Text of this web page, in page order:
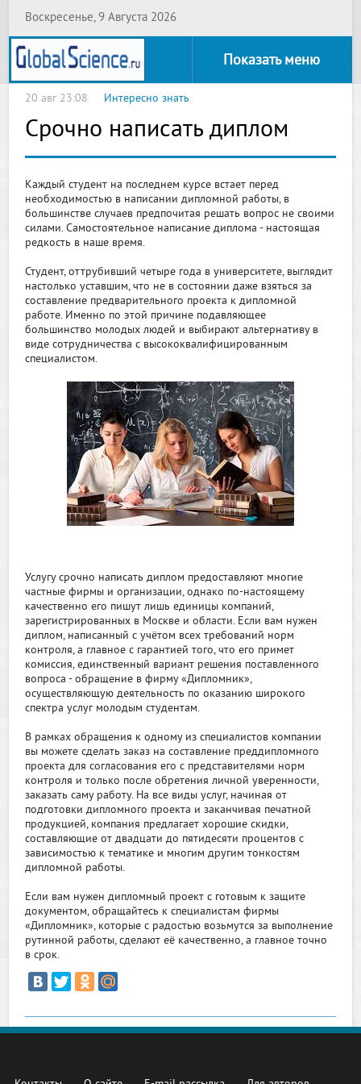
Воскресенье, 9 Августа 2026
Показать меню
20 авг 23:08 Интересно знать
Срочно написать диплом
Каждый студент на последнем курсе встает перед
необходимостью в написании дипломной работы, в
большинстве случаев предпочитая решать вопрос не своими
силами. Самостоятельное написание диплома - настоящая
редкость в наше время.
Студент, оттрубивший четыре года в университете, выглядит
настолько уставшим, что не в состоянии даже взяться за
составление предварительного проекта к дипломной
работе. Именно по этой причине подавляющее
большинство молодых людей и выбирают альтернативу в
виде сотрудничества с высококвалифицированным
специалистом.
Услугу срочно написать диплом предоставляют многие
частные фирмы и организации, однако по-настоящему
качественно его пишут лишь единицы компаний,
зарегистрированных в Москве и области. Если вам нужен
диплом, написанный с учётом всех требований норм
контроля, а главное с гарантией того, что его примет
комиссия, единственный вариант решения поставленного
вопроса - обращение в фирму «Дипломник»,
осуществляющую деятельность по оказанию широкого
спектра услуг молодым студентам.
В рамках обращения к одному из специалистов компании
вы можете сделать заказ на составление преддипломного
проекта для согласования его с представителями норм
контроля и только после обретения личной уверенности,
заказать саму работу. На все виды услуг, начиная от
подготовки дипломного проекта и заканчивая печатной
продукцией, компания предлагает хорошие скидки,
составляющие от двадцати до пятидесяти процентов с
зависимостью к тематике и многим другим тонкостям
дипломной работы.
Если вам нужен дипломный проект с готовым к защите
документом, обращайтесь к специалистам фирмы
«Дипломник», которые с радостью возьмутся за выполнение
рутинной работы, сделают её качественно, а главное точно
в срок.